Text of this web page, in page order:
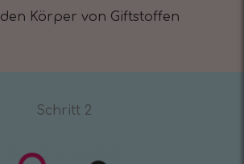
den Körper von Giftstoffen
Schritt 2